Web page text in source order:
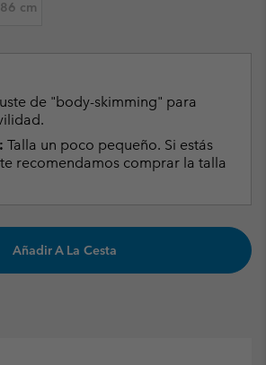
86 cm
de "body-skimming" para
Talla un poco pequeño. Si estás
recomendamos comprar la talla
Añadir A La Cesta